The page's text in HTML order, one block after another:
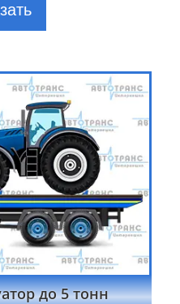
до 5 тонн